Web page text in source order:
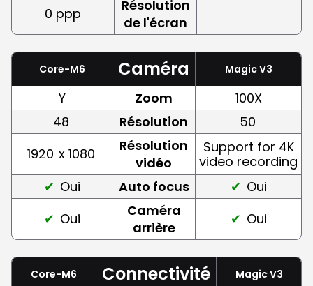
0 ppp
Résolution
de l'écran
Core-M6 Caméra Magic V3
Y Zoom
100X
48
Résolution
50
1920 x 1080
Résolution
vidéo
Support for 4K
video recording
Oui
Auto focus
Oui
Oui
Caméra
arrière
Oui
Core-M6 Connectivité Magic V3